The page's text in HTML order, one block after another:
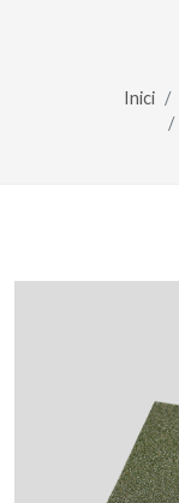
Inici